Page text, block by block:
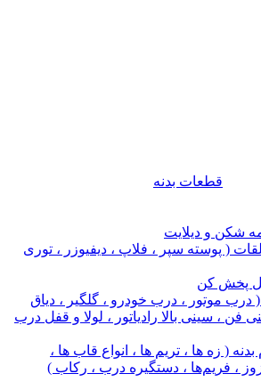
قطعات بدنه
شکن و دیلایت
( پوسته سپر ، فلاپ ، دیفیوزر ، توری
پخش‌ کن
درب موتور ، درب خودرو ، گلگیر ، دیاق
فن ، سینی بالا رادیاتور ، لولا و قفل درب
( زه ها ، تریم ها ، انواع قاب ها ،
، فریم‌ها ، دستگیره درب ، رکاب )